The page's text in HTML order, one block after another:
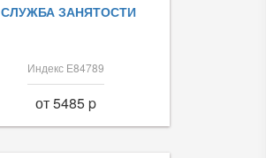
СЛУЖБА ЗАНЯТОСТИ
Индекс Е84789
от 5485 p